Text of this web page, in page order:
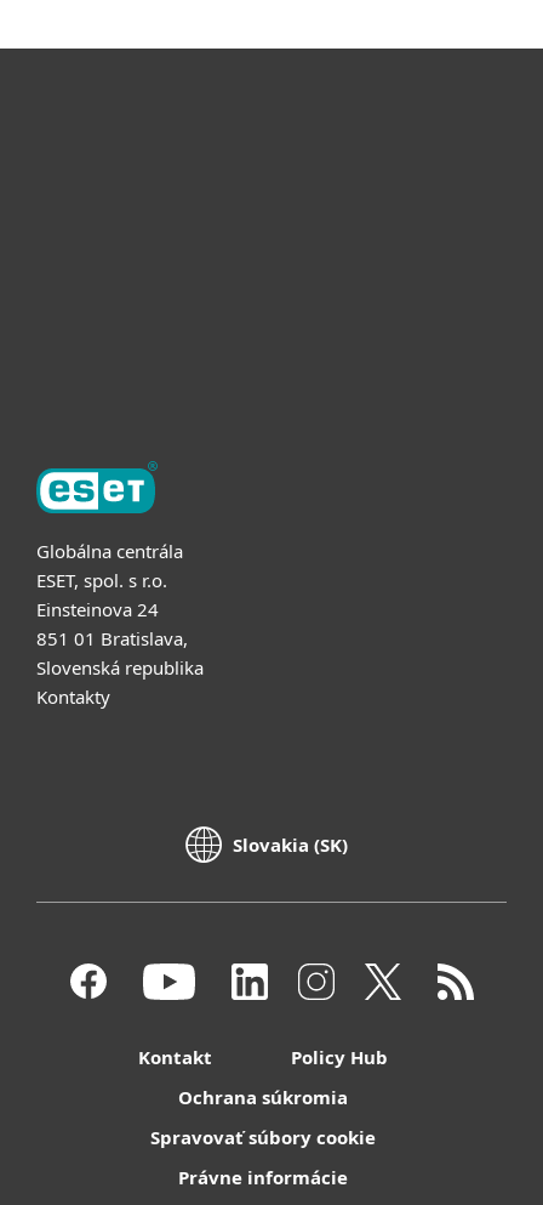
Globálna centrála
ESET, spol. s r.o.
Einsteinova 24
851 01 Bratislava,
Slovenská republika
Kontakty
Slovakia (SK)
Kontakt
Policy Hub
Ochrana súkromia
Spravovať súbory cookie
Právne informácie